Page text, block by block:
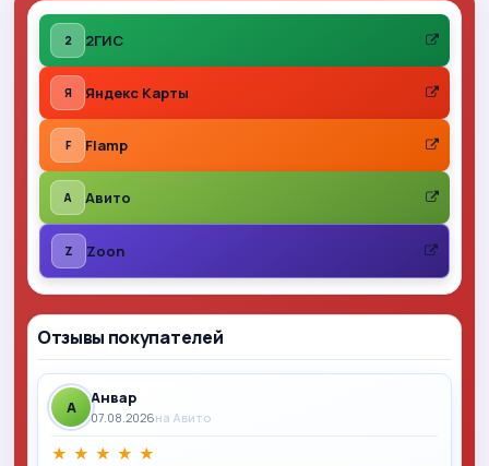
Отзывы покупателей
A Анвар
07.08.2026на Авито
★ ★ ★ ★ ★
2 2ГИС
Я Яндекс Карты
F Flamp
A Авито
Z Zoon